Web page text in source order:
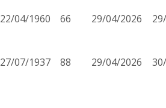
22/04/1960 66 29/04/2026
27/07/1937 88 29/04/2026